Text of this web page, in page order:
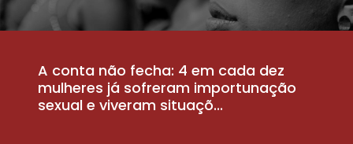
A conta não fecha: 4 em cada dez
mulheres já sofreram importunação
sexual e viveram situaçõ...